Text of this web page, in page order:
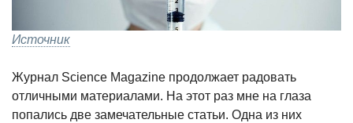
Источник
Журнал Science Magazine продолжает радовать
отличными материалами. На этот раз мне на глаза
попались две замечательные статьи. Одна из них